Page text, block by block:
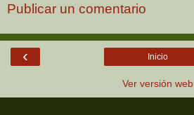
Publicar un comentario
‹ Inicio
Ver versión web